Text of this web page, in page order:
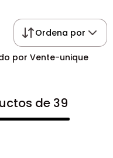
Ordena por
por Vente-unique
de 39